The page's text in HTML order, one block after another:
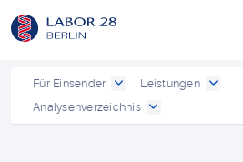
Für Einsender
Leistungen
Analysenverzeichnis